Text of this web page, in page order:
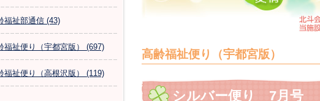
高齢福祉便り（宇都宮版）
シルバー便り 7月号
福祉部通信 (43)
福祉便り（宇都宮版） (697)
福祉便り（高根沢版） (119)